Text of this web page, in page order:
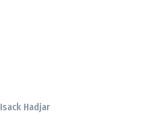
Isack Hadjar